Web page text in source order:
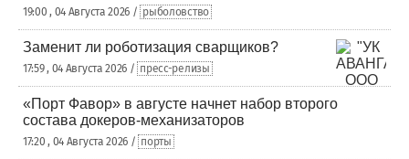
19:00 , 04 Августа 2026 / рыболовство
Заменит ли роботизация сварщиков?
17:59 , 04 Августа 2026 / пресс-релизы
«Порт Фавор» в августе начнет набор второго
состава докеров-механизаторов
17:20 , 04 Августа 2026 / порты